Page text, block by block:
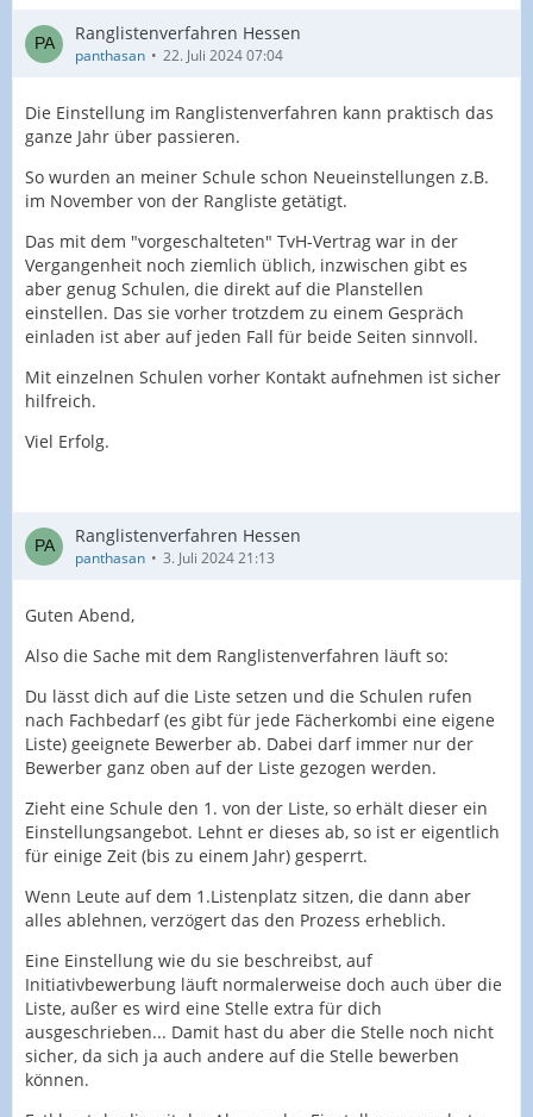
Ranglistenverfahren Hessen
panthasan 22. Juli 2024 07:04
Die Einstellung im Ranglistenverfahren kann praktisch das
ganze Jahr über passieren.
So wurden an meiner Schule schon Neueinstellungen z.B.
im November von der Rangliste getätigt.
Das mit dem "vorgeschalteten" TvH-Vertrag war in der
Vergangenheit noch ziemlich üblich, inzwischen gibt es
aber genug Schulen, die direkt auf die Planstellen
einstellen. Das sie vorher trotzdem zu einem Gespräch
einladen ist aber auf jeden Fall für beide Seiten sinnvoll.
Mit einzelnen Schulen vorher Kontakt aufnehmen ist sicher
hilfreich.
Viel Erfolg.
Ranglistenverfahren Hessen
panthasan 3. Juli 2024 21:13
Guten Abend,
Also die Sache mit dem Ranglistenverfahren läuft so:
Du lässt dich auf die Liste setzen und die Schulen rufen
nach Fachbedarf (es gibt für jede Fächerkombi eine eigene
Liste) geeignete Bewerber ab. Dabei darf immer nur der
Bewerber ganz oben auf der Liste gezogen werden.
Zieht eine Schule den 1. von der Liste, so erhält dieser ein
Einstellungsangebot. Lehnt er dieses ab, so ist er eigentlich
für einige Zeit (bis zu einem Jahr) gesperrt.
Wenn Leute auf dem 1.Listenplatz sitzen, die dann aber
alles ablehnen, verzögert das den Prozess erheblich.
Eine Einstellung wie du sie beschreibst, auf
Initiativbewerbung läuft normalerweise doch auch über die
Liste, außer es wird eine Stelle extra für dich
ausgeschrieben... Damit hast du aber die Stelle noch nicht
sicher, da sich ja auch andere auf die Stelle bewerben
können.